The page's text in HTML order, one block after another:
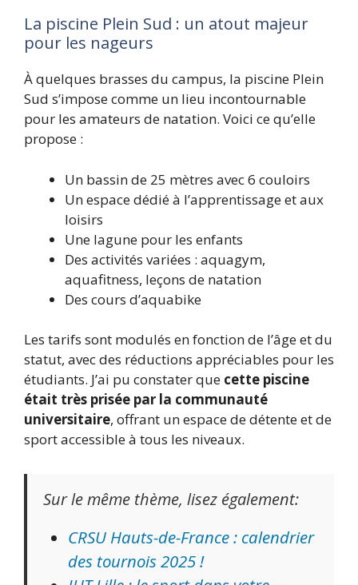
La piscine Plein Sud : un atout majeur
pour les nageurs
À quelques brasses du campus, la piscine Plein
Sud s’impose comme un lieu incontournable
pour les amateurs de natation. Voici ce qu’elle
propose :
Un bassin de 25 mètres avec 6 couloirs
Un espace dédié à l’apprentissage et aux
loisirs
Une lagune pour les enfants
Des activités variées : aquagym,
aquafitness, leçons de natation
Des cours d’aquabike
Les tarifs sont modulés en fonction de l’âge et du
statut, avec des réductions appréciables pour les
étudiants. J’ai pu constater que cette piscine
était très prisée par la communauté
universitaire, offrant un espace de détente et de
sport accessible à tous les niveaux.
Sur le même thème, lisez également:
CRSU Hauts-de-France : calendrier
des tournois 2025 !